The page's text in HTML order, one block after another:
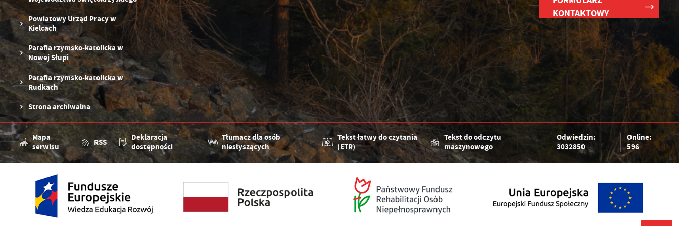
Powiatowy Urząd Pracy w
Kielcach
Parafia rzymsko-katolicka w
Nowej Słupi
Parafia rzymsko-katolicka w
Rudkach
Strona archiwalna
KONTAKTOWY
Mapa
serwisu
RSS
Deklaracja
dostępności
Tłumacz dla osób
niesłyszących
Tekst łatwy do czytania
(ETR)
Tekst do odczytu
maszynowego
Odwiedzin:
3032850
Online:
596